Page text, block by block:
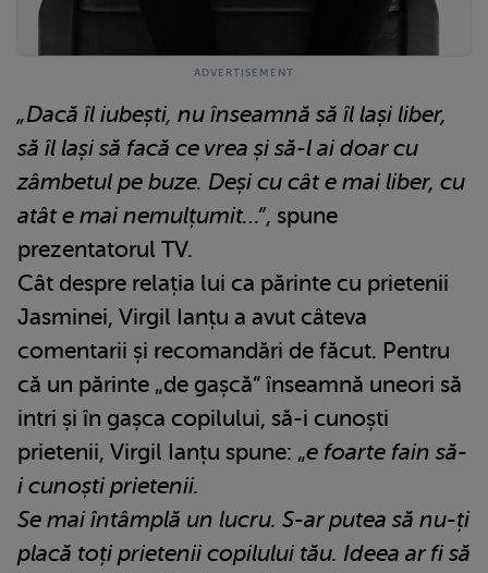
„Dacă îl iubești, nu înseamnă să îl lași liber,
să îl lași să facă ce vrea și să-l ai doar cu
zâmbetul pe buze. Deși cu cât e mai liber, cu
atât e mai nemulțumit…”, spune
prezentatorul TV.
Cât despre relația lui ca părinte cu prietenii
Jasminei, Virgil Ianțu a avut câteva
comentarii și recomandări de făcut. Pentru
că un părinte „de gașcă” înseamnă uneori să
intri și în gașca copilului, să-i cunoști
prietenii, Virgil Ianțu spune: „e foarte fain să-
i cunoști prietenii.
Se mai întâmplă un lucru. S-ar putea să nu-ți
placă toți prietenii copilului tău. Ideea ar fi să